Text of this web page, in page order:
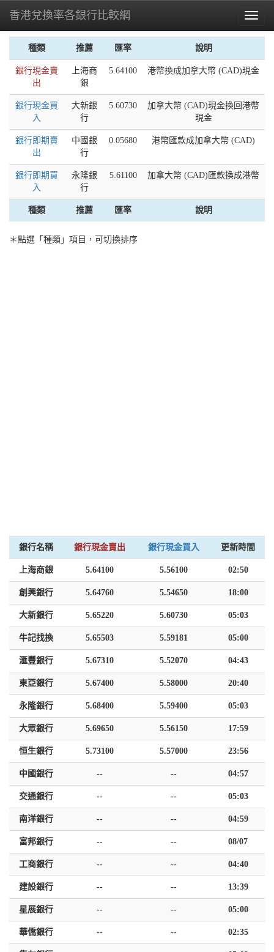
Toggle
香港兌換率各銀行比較網
種類 推薦 匯率 說明
銀行現金賣
出
上海商
銀
5.64100 港幣換成加拿大幣 (CAD)現金
銀行現金買
入
大新銀
行
5.60730
加拿大幣 (CAD)現金換回港幣
現金
銀行即期賣
出
中國銀
行
0.05680 港幣匯款成加拿大幣 (CAD)
銀行即期買
入
永隆銀
行
5.61100 加拿大幣 (CAD)匯款換成港幣
種類 推薦 匯率 說明
＊點選「種類」項目，可切換排序
銀行名稱 銀行現金賣出 銀行現金買入 更新時間
上海商銀 5.64100 5.56100 02:50
創興銀行 5.64760 5.54650 18:00
大新銀行 5.65220 5.60730 05:03
牛記找換 5.65503 5.59181 05:00
滙豐銀行 5.67310 5.52070 04:43
東亞銀行 5.67400 5.58000 20:40
永隆銀行 5.68400 5.59400 05:03
大眾銀行 5.69650 5.56150 17:59
恒生銀行 5.73100 5.57000 23:56
中國銀行 -- -- 04:57
交通銀行 -- -- 05:03
南洋銀行 -- -- 04:59
富邦銀行 -- -- 08/07
工商銀行 -- -- 04:40
建設銀行 -- -- 13:39
星展銀行 -- -- 05:00
華僑銀行 -- -- 02:35